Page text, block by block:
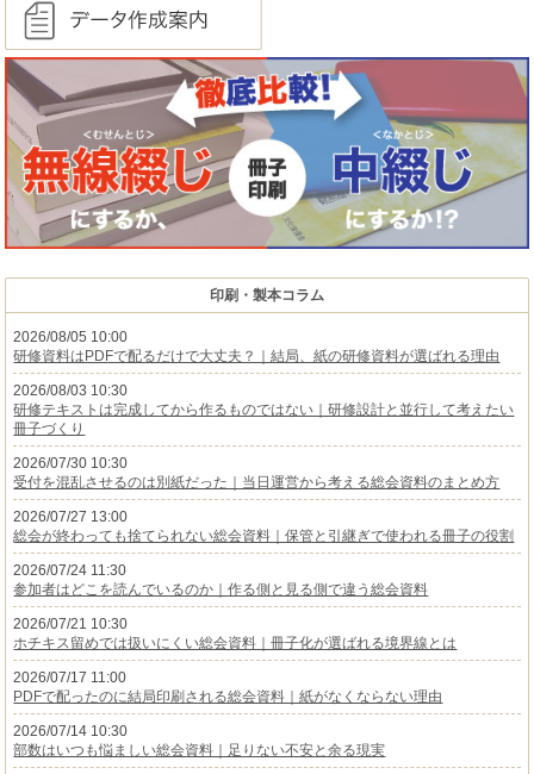
印刷・製本コラム
2026/08/05 10:00
研修資料はPDFで配るだけで大丈夫？｜結局、紙の研修資料が選ばれる理由
2026/08/03 10:30
研修テキストは完成してから作るものではない｜研修設計と並行して考えたい
冊子づくり
2026/07/30 10:30
受付を混乱させるのは別紙だった｜当日運営から考える総会資料のまとめ方
2026/07/27 13:00
総会が終わっても捨てられない総会資料｜保管と引継ぎで使われる冊子の役割
2026/07/24 11:30
参加者はどこを読んでいるのか｜作る側と見る側で違う総会資料
2026/07/21 10:30
ホチキス留めでは扱いにくい総会資料｜冊子化が選ばれる境界線とは
2026/07/17 11:00
PDFで配ったのに結局印刷される総会資料｜紙がなくならない理由
2026/07/14 10:30
部数はいつも悩ましい総会資料｜足りない不安と余る現実